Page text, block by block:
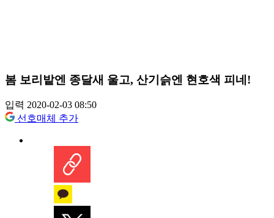
봄 보리밭엔 종달새 울고, 산기슭엔 현호색 피네!
입력 2020-02-03 08:50
선호매체 추가